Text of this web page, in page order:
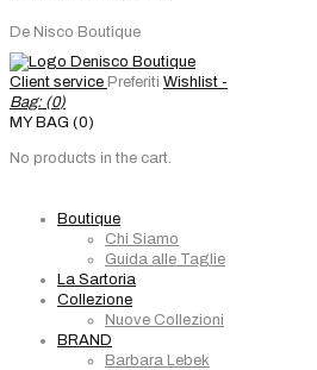
De Nisco Boutique
Client service Preferiti Wishlist -
Bag: (0)
MY BAG (0)
No products in the cart.
Boutique
Chi Siamo
Guida alle Taglie
La Sartoria
Collezione
Nuove Collezioni
BRAND
Barbara Lebek